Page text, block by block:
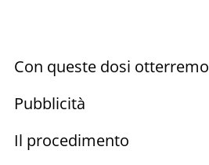
Con queste dosi otterremo
Pubblicità
Il procedimento